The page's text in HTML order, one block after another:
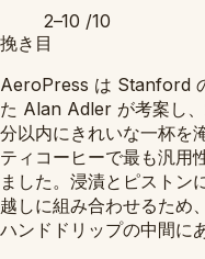
2–10 /10
挽き目
AeroPress は Stanford
た Alan Adler が考案し
分以内にきれいな一杯を
ティコーヒーで最も汎用
ました。浸漬とピストン
越しに組み合わせるため
ハンドドリップの中間に